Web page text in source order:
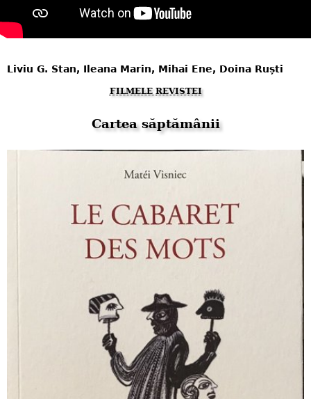
Liviu G. Stan, Ileana Marin, Mihai Ene, Doina Ruști
FILMELE REVISTEI
Cartea săptămânii